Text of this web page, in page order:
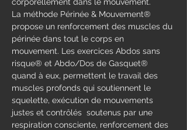
La méthode Périnée & Mouvement®
propose un renforcement des muscles du
périnée dans tout le corps en
mouvement.​ Les exercices Abdos sans
risque® et Abdo/Dos de Gasquet®
quand à eux, permettent le travail des
muscles profonds qui soutiennent le
squelette, exécution de mouvements
justes et contrôlés  soutenus par une
respiration consciente, renforcement des